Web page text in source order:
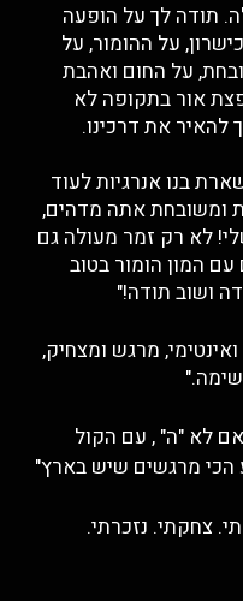
תודה לך על הופעה
על ההומור, על
על החום ואהבת
אור בתקופה לא
להאיר את דרכינו.
בנו אנרגיות לעוד
ומשובחת אתה מדהים,
לא רק זמר מעולה גם
המון הומור בטוב
ושוב תודה!"
מרגש ומצחיק,
לא "ה" , עם הקול
הכי מרגשים שיש בארץ"
צחקתי. נזכרתי.